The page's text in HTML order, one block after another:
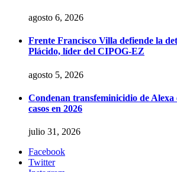
agosto 6, 2026
Frente Francisco Villa defiende la
Plácido, líder del CIPOG-EZ
agosto 5, 2026
Condenan transfeminicidio de
casos en 2026
julio 31, 2026
Facebook
Twitter